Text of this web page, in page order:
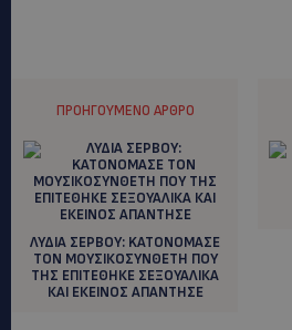
ΠΡΟΗΓΟΎΜΕΝΟ ΆΡΘΡΟ
ΛΥΔΙΑ ΣΕΡΒΟΥ: KATOΝΟΜΑΣΕ
ΤΟΝ ΜΟΥΣΙΚΟΣΥΝΘΕΤΗ ΠΟΥ
ΤΗΣ ΕΠΙΤΕΘΗΚΕ ΣΕΞΟΥΑΛΙΚΑ
ΚΑΙ ΕΚΕΙΝΟΣ ΑΠΑΝΤΗΣΕ